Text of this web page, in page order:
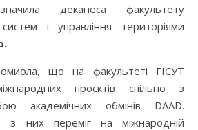
деканеса факультету
і управління територіями
що на факультеті ГІСУТ
проєктів спільно з
академічних обмінів DAAD.
з них переміг на міжнародній